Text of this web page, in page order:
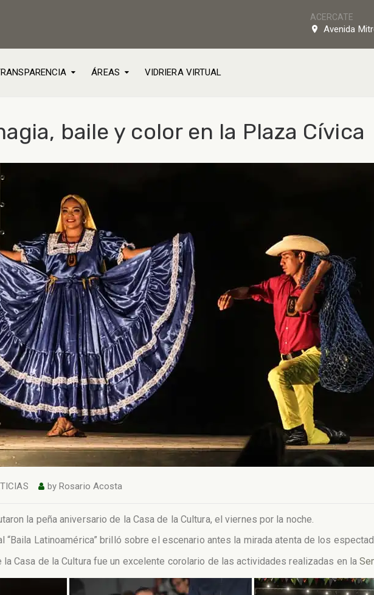
ACERCATE
Avenida
ÁREAS VIDRIERA VIRTUAL
baile y color en la Plaza Cívica
byRosario Acosta
la peña aniversario de la Casa de la Cultura, el viernes por la noche.
“Baila Latinoamérica” brilló sobre el escenario antes la mirada atenta de los
la Casa de la Cultura fue un excelente corolario de las actividades realizadas en la